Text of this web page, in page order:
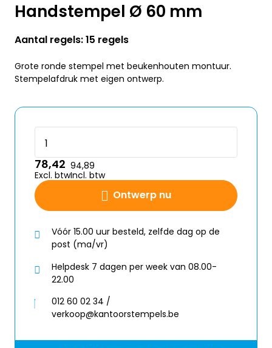
Handstempel Ø 60 mm
Aantal regels: 15 regels
Grote ronde stempel met beukenhouten montuur.
Stempelafdruk met eigen ontwerp.
Ontwerp nu
78,42
Excl. btw
94,89
Incl. btw
Vóór 15.00 uur besteld, zelfde dag op de
post (ma/vr)
Helpdesk 7 dagen per week van 08.00-
22.00
012 60 02 34 /
verkoop@kantoorstempels.be